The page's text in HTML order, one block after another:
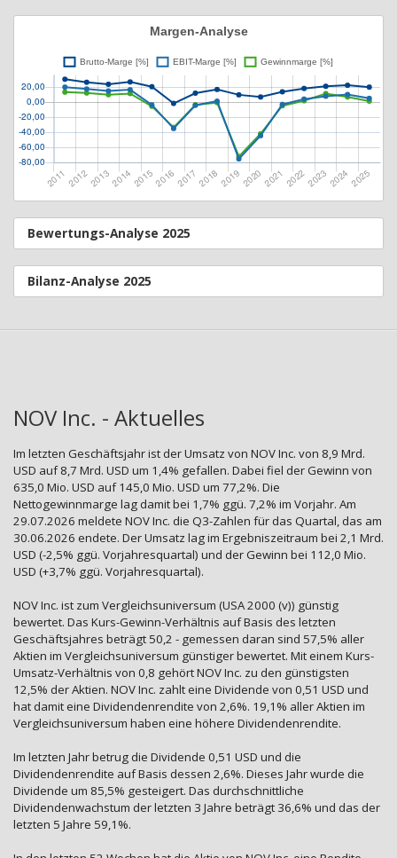
Bewertungs-Analyse 2025
Bilanz-Analyse 2025
NOV Inc. - Aktuelles
Im letzten Geschäftsjahr ist der Umsatz von NOV Inc. von 8,9 Mrd.
USD auf 8,7 Mrd. USD um 1,4% gefallen. Dabei fiel der Gewinn von
635,0 Mio. USD auf 145,0 Mio. USD um 77,2%. Die
Nettogewinnmarge lag damit bei 1,7% ggü. 7,2% im Vorjahr. Am
29.07.2026 meldete NOV Inc. die Q3-Zahlen für das Quartal, das am
30.06.2026 endete. Der Umsatz lag im Ergebniszeitraum bei 2,1 Mrd.
USD (-2,5% ggü. Vorjahresquartal) und der Gewinn bei 112,0 Mio.
USD (+3,7% ggü. Vorjahresquartal).
NOV Inc. ist zum Vergleichsuniversum (USA 2000 (v)) günstig
bewertet. Das Kurs-Gewinn-Verhältnis auf Basis des letzten
Geschäftsjahres beträgt 50,2 - gemessen daran sind 57,5% aller
Aktien im Vergleichsuniversum günstiger bewertet. Mit einem Kurs-
Umsatz-Verhältnis von 0,8 gehört NOV Inc. zu den günstigsten
12,5% der Aktien. NOV Inc. zahlt eine Dividende von 0,51 USD und
hat damit eine Dividendenrendite von 2,6%. 19,1% aller Aktien im
Vergleichsuniversum haben eine höhere Dividendenrendite.
Im letzten Jahr betrug die Dividende 0,51 USD und die
Dividendenrendite auf Basis dessen 2,6%. Dieses Jahr wurde die
Dividende um 85,5% gesteigert. Das durchschnittliche
Dividendenwachstum der letzten 3 Jahre beträgt 36,6% und das der
letzten 5 Jahre 59,1%.